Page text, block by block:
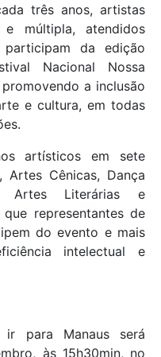
três anos, artistas
múltipla, atendidos
da edição
Nacional Nossa
a inclusão
e cultura, em todas
artísticos em sete
Artes Cênicas, Dança
Artes Literárias e
representantes de
do evento e mais
intelectual e
para Manaus será
às 15h30min, no